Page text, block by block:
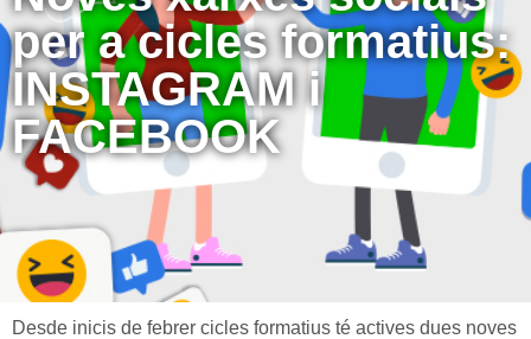
per a cicles formatius:
INSTAGRAM i
FACEBOOK
Desde inicis de febrer cicles formatius té actives dues noves